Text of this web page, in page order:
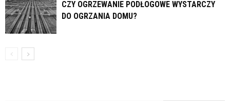
CZY OGRZEWANIE PODŁOGOWE WYSTARCZY
DO OGRZANIA DOMU?